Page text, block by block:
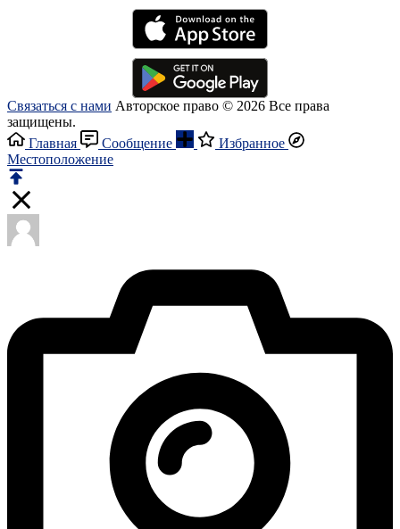
Связаться с нами Авторское право © 2026 Все права
защищены.
Главная
Сообщение
Избранное
Местоположение